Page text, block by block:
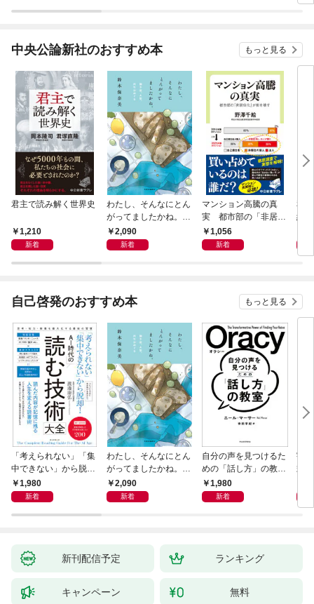
中央公論新社のおすすめ本 もっと見る
君主で読み解く世界史
1,210
新着
わたし、そんなにとん
がってましたかね。
獅子座、Ａ型、丙午は
めぐる
2,090
新着
マンション高騰の真
実 都市部の「非居住
化」が街を壊す
1,056
新着
私
紀
自己啓発のおすすめ本 もっと見る
「考えられない」「集
中できない」から脱
却！ AI時代の読む技
術大全
1,980
新着
わたし、そんなにとん
がってましたかね。
獅子座、Ａ型、丙午は
めぐる
2,090
新着
自分の声を見つけるた
めの「話し方」の教
室 Ｏｒａｃｙ（オラ
シー）
1,980
新着
宇
式
新刊配信予定 ランキング
キャンペーン 無料